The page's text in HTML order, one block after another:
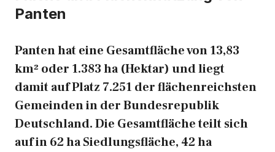
Panten
Panten hat eine Gesamtfläche von 13,83
km² oder 1.383 ha (Hektar) und liegt
damit auf Platz 7.251 der flächenreichsten
Gemeinden in der Bundesrepublik
Deutschland. Die Gesamtfläche teilt sich
auf in 62 ha Siedlungsfläche, 42 ha